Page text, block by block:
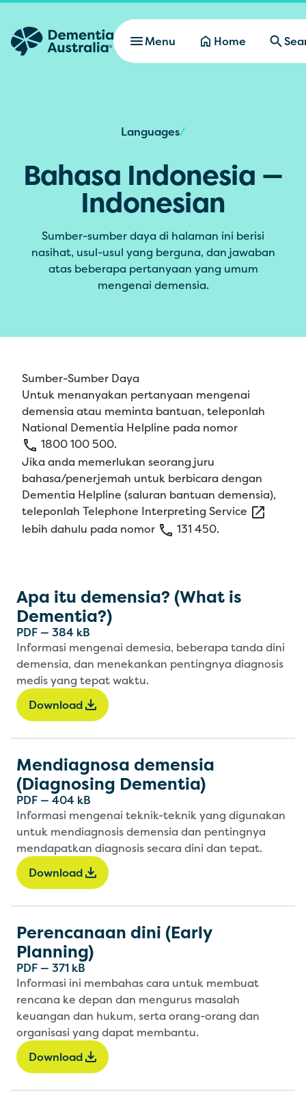
Skip to main content
Menu
Home
Languages/
Bahasa Indonesia —
Indonesian
Sumber-sumber daya di halaman ini berisi
nasihat, usul-usul yang berguna, dan jawaban
atas beberapa pertanyaan yang umum
mengenai demensia.
Sumber-Sumber Daya
Untuk menanyakan pertanyaan mengenai
demensia atau meminta bantuan, teleponlah
National Dementia Helpline pada nomor
1800100 500.
Jika anda memerlukan seorang juru
bahasa/penerjemah untuk berbicara dengan
Dementia Helpline (saluran bantuan demensia),
teleponlah Telephone Interpreting Service
lebih dahulu pada nomor
131 450.
Apa itu demensia? (What is
Dementia?)
PDF — 384 kB
Informasi mengenai demesia, beberapa tanda dini
demensia, dan menekankan pentingnya diagnosis
medis yang tepat waktu.
Download
Mendiagnosa demensia
(Diagnosing Dementia)
PDF — 404 kB
Informasi mengenai teknik-teknik yang digunakan
untuk mendiagnosis demensia dan pentingnya
mendapatkan diagnosis secara dini dan tepat.
Download
Perencanaan dini (Early
Planning)
PDF — 371 kB
Informasi ini membahas cara untuk membuat
rencana ke depan dan mengurus masalah
keuangan dan hukum, serta orang-orang dan
organisasi yang dapat membantu.
Download